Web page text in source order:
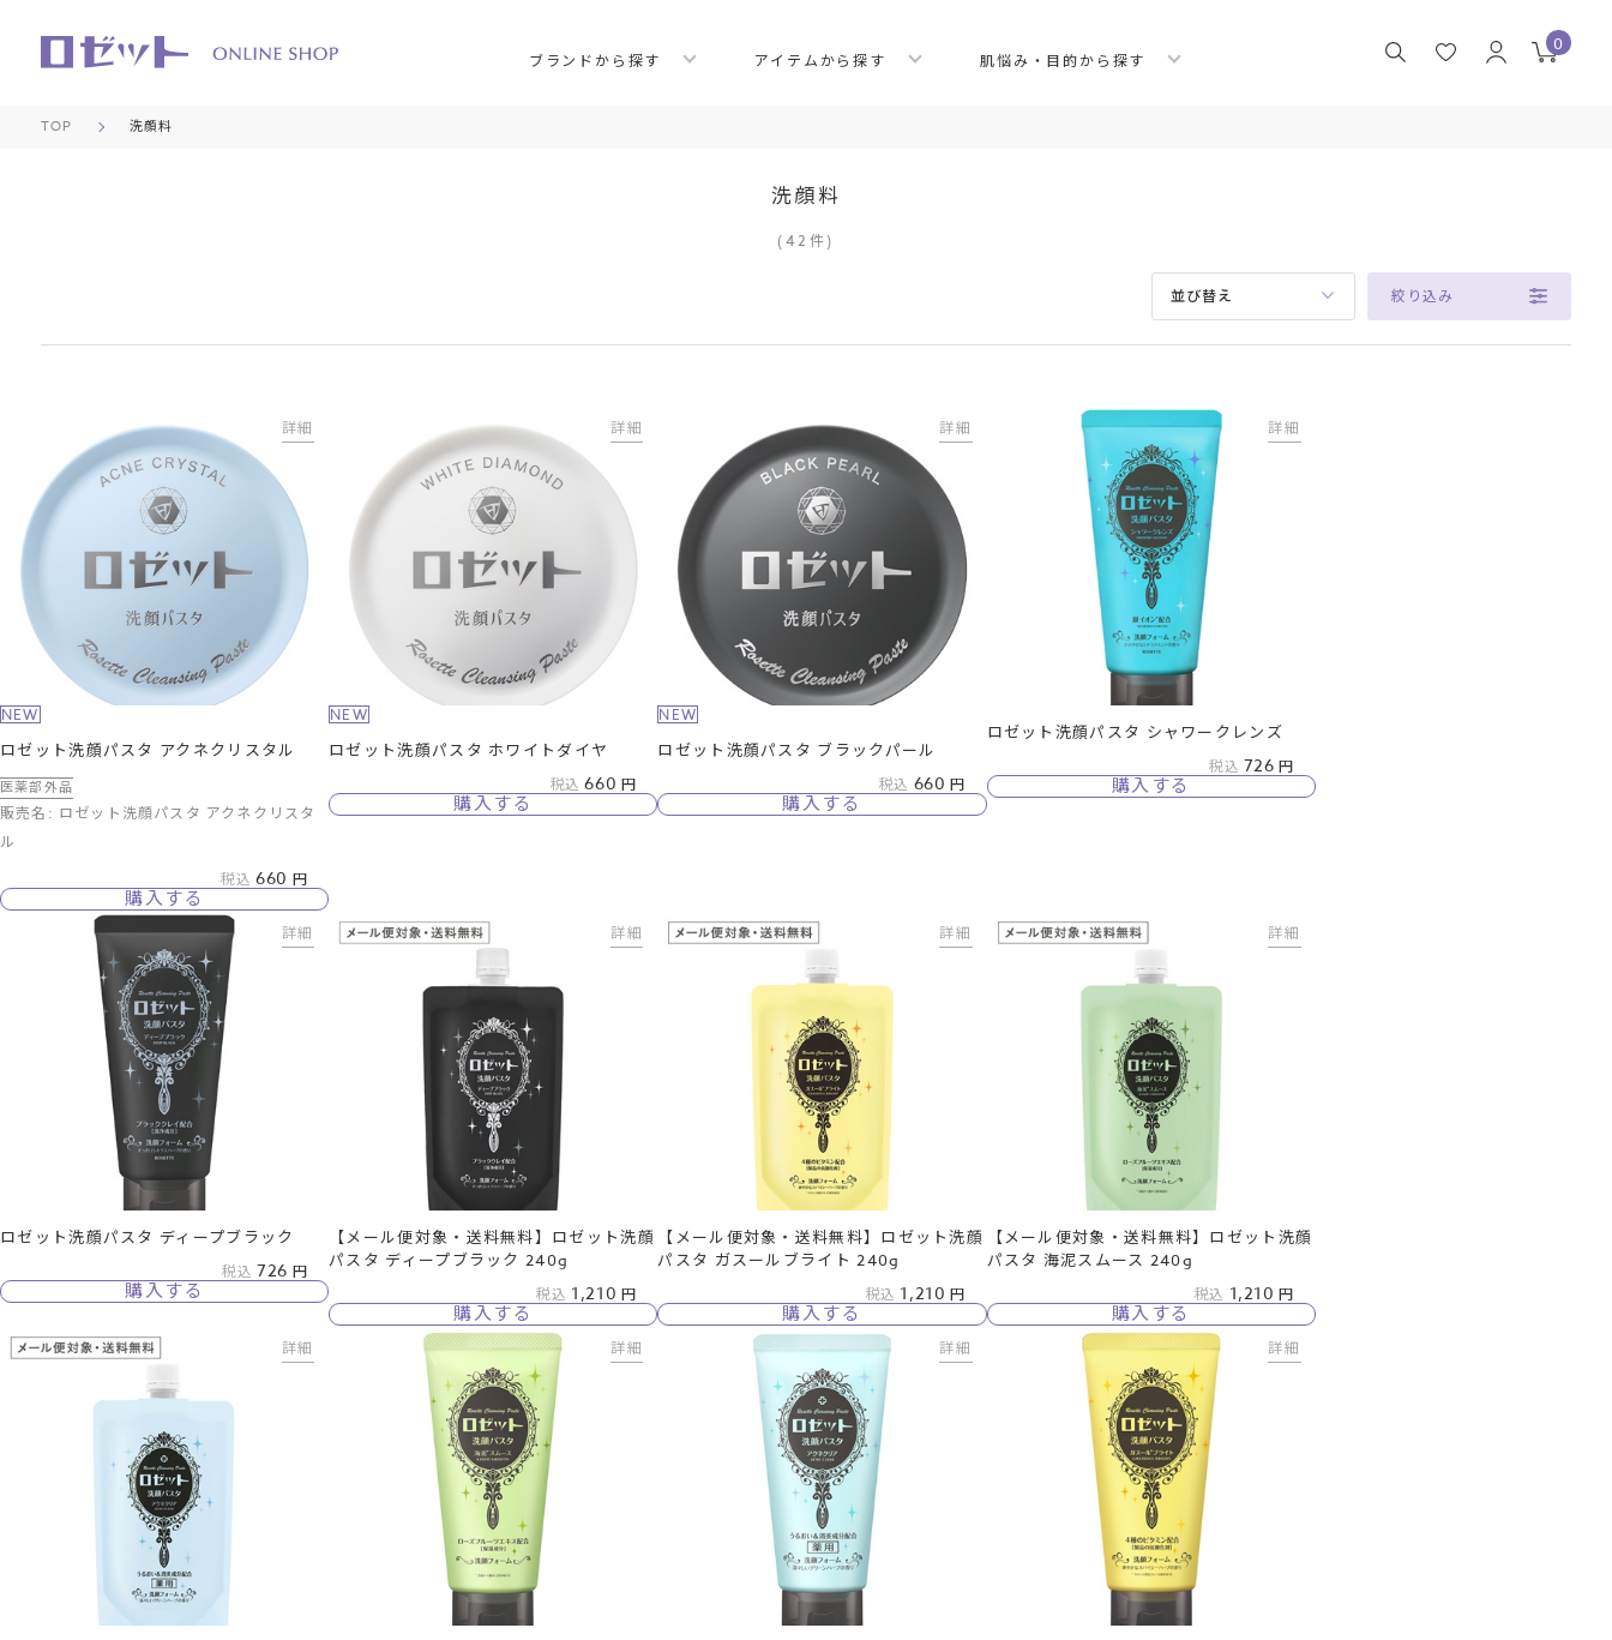
ブランドから探す アイテムから探す 肌悩み・目的から探す
0
TOP 洗顔料
洗顔料
(42 件)
並び替え 絞り込み
詳細
NEW
ロゼット洗顔パスタ アクネクリスタル
医薬部外品
販売名: ロゼット洗顔パスタ アクネクリスタ
ル
税込 660
購入する
詳細
NEW
ロゼット洗顔パスタ ホワイトダイヤ
税込 660
購入する
詳細
NEW
ロゼット洗顔パスタ ブラックパール
税込 660
購入する
詳細
ロゼット洗顔パスタ シャワークレンズ
税込 726
購入する
詳細
ロゼット洗顔パスタ ディープブラック
税込 726
購入する
詳細
【メール便対象・送料無料】ロゼット洗顔
パスタ ディープブラック 240g
税込 1,210
購入する
詳細
【メール便対象・送料無料】ロゼット洗顔
パスタ ガスールブライト 240g
税込 1,210
購入する
詳細
【メール便対象・送料無料】ロゼット洗顔
パスタ 海泥スムース 240g
税込 1,210
購入する
詳細 詳細 詳細 詳細